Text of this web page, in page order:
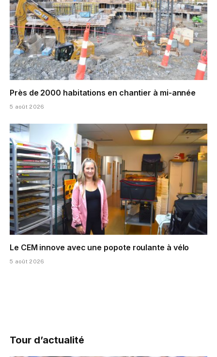
Près de 2000 habitations en chantier à mi-année
5 août 2026
Le CEM innove avec une popote roulante à vélo
5 août 2026
Tour d’actualité